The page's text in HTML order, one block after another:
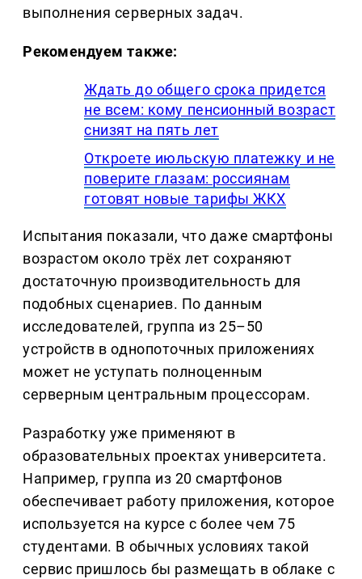
выполнения серверных задач.
Рекомендуем также:
Ждать до общего срока придется
не всем: кому пенсионный возраст
снизят на пять лет
Откроете июльскую платежку и не
поверите глазам: россиянам
готовят новые тарифы ЖКХ
Испытания показали, что даже смартфоны
возрастом около трёх лет сохраняют
достаточную производительность для
подобных сценариев. По данным
исследователей, группа из 25–50
устройств в однопоточных приложениях
может не уступать полноценным
серверным центральным процессорам.
Разработку уже применяют в
образовательных проектах университета.
Например, группа из 20 смартфонов
обеспечивает работу приложения, которое
используется на курсе с более чем 75
студентами. В обычных условиях такой
сервис пришлось бы размещать в облаке с